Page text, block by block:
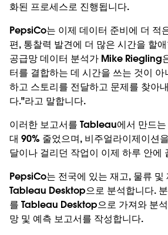
화된 프로세스로 진행됩니다.
PepsiCo는 이제 데이터 준비에 더 적
편, 통찰력 발견에 더 많은 시간을 할
공급망 데이터 분석가 Mike Riegling
터를 결합하는 데 시간을 쓰는 것이
하고 스토리를 전달하고 문제를 찾아
다."라고 말합니다.
이러한 보고서를 Tableau에서 만드
대 90% 줄었으며, 비주얼라이제이션
달이나 걸리던 작업이 이제 하루 안에
PepsiCo는 전국에 있는 재고, 물류 및
Tableau Desktop으로 분석합니다.
를 Tableau Desktop으로 가져와 분
망 및 예측 보고서를 작성합니다.